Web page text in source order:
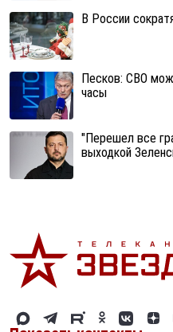
В России
Песков: СВО
часы
"Перешел все
выходкой